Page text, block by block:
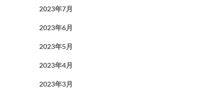
2023年7月
2023年6月
2023年5月
2023年4月
2023年3月